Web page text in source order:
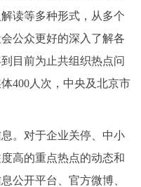
读等多种形式，从多个
公众更好的深入了解各
目前为止共组织热点问
400人次，中央及北京市
。对于企业关停、中小
高的重点热点的动态和
公开平台、官方微博、